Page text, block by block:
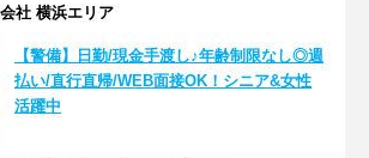
社 横浜エリア
【警備】日勤/現金手渡し♪年齢制限なし◎週
払い/直行直帰/WEB面接OK！シニア&女性
活躍中